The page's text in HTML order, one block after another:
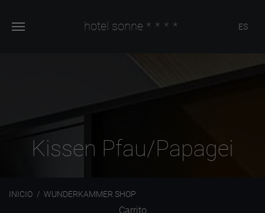
hotel sonne **** ES
Kissen Pfau/Papagei
INICIO WUNDERKAMMER SHOP
Carrito